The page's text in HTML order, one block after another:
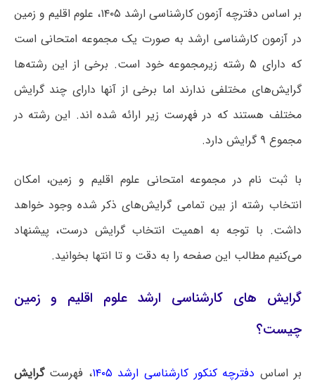
بر اساس دفترچه آزمون کارشناسی ارشد ۱۴۰۵، علوم اقلیم و زمین
در آزمون کارشناسی ارشد به صورت یک مجموعه امتحانی است
که دارای ۵رشته زیرمجموعه خود است. برخی از این رشته‌ها
گرایش‌های مختلفی ندارند اما برخی از آنها دارای چند گرایش
مختلف هستند که در فهرست زیر ارائه شده اند. این رشته در
مجموع
گرایش دارد.
با ثبت نام در مجموعه امتحانی علوم اقلیم و زمین، امکان
انتخاب رشته از بین تمامی گرایش‌های ذکر شده وجود خواهد
داشت. با توجه به اهمیت انتخاب گرایش درست، پیشنهاد
می‌کنیم مطالب این صفحه را به دقت و تا انتها بخوانید.
گرایش های کارشناسی ارشد علوم اقلیم و زمین
چیست؟
بر اساس دفترچه کنکور کارشناسی ارشد ۱۴۰۵ ، فهرست گرایش